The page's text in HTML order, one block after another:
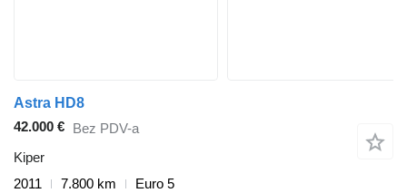
Astra HD8
42.000 € Bez PDV-a
Kiper
2011
7.800 km
Euro 5